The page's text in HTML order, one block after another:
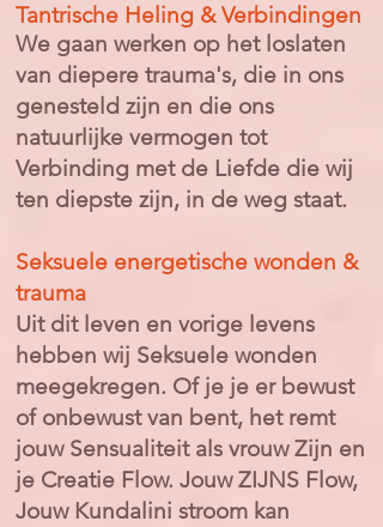
Tantrische Heling & Verbindingen
We gaan werken op het loslaten
van diepere trauma's, die in ons
genesteld zijn en die ons
natuurlijke vermogen tot
Verbinding met de Liefde die wij
ten diepste zijn, in de weg staat.
Seksuele energetische wonden &
trauma
Uit dit leven en vorige levens
hebben wij Seksuele wonden
meegekregen. Of je je er bewust
of onbewust van bent, het remt
jouw Sensualiteit als vrouw Zijn en
je Creatie Flow. Jouw ZIJNS Flow,
Jouw Kundalini stroom kan